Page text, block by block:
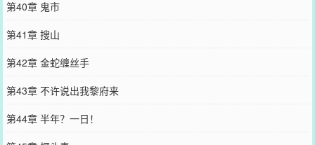
第40章 鬼市
第41章 搜山
第42章 金蛇缠丝手
第43章 不许说出我黎府来
第44章 半年？一日！